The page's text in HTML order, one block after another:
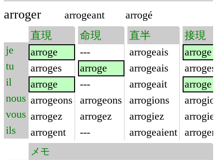
arroger arrogeant arrogé
je
tu
il
nous
vous
ils
直現
arroge
arroges
arroge
arrogeons
arrogez
arrogent
命現
---
arroge
---
arrogeons
arrogez
---
直半
arrogeais
arrogeais
arrogeait
arrogions
arrogiez
arrogeaient
接現
arroge
arroges
arroge
メモ